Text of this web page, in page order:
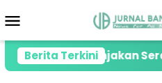
ke
Mobile
Berita Terkini
Lonjakan Serapan